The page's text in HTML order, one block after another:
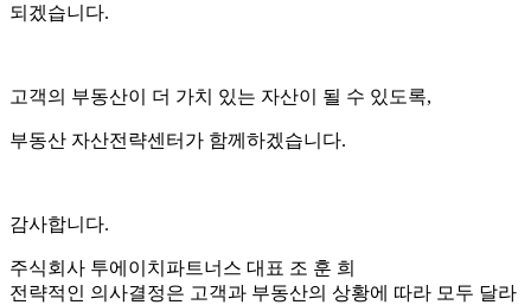
되겠습니다.
고객의 부동산이 더 가치 있는 자산이 될 수 있도록,
부동산 자산전략센터가 함께하겠습니다.
감사합니다.
주식회사 투에이치파트너스 대표 조 훈 희
전략적인 의사결정은 고객과 부동산의 상황에 따라 모두 달라